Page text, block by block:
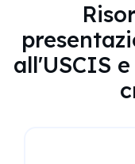
all'USCIS